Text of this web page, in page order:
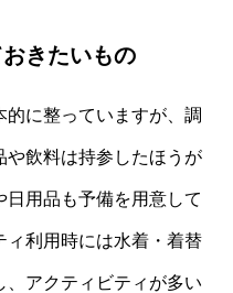
きたいもの
に整っていますが、調
や飲料は持参したほうが
日用品も予備を用意して
ィ利用時には水着・着替
、アクティビティが多い